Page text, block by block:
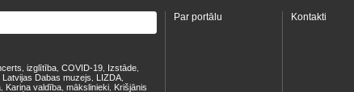
izglītība COVID-19 Izstāde
Latvijas Dabas muzejs LIZDA
Kariņa valdība mākslinieki Krišjānis
Par portālu Kontakti